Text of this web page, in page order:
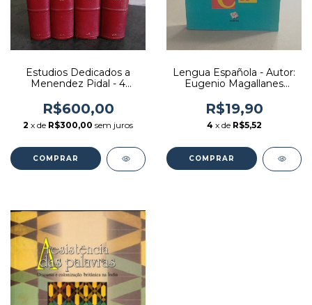
Estudios Dedicados a
Menendez Pidal - 4
Menendez Pidal (1950)
[usado]
R$600,00
2 x de R$300,00 sem juros
Lengua Española - Autor:
Eugenio Magallanes
R$19,90
4 x de R$5,52